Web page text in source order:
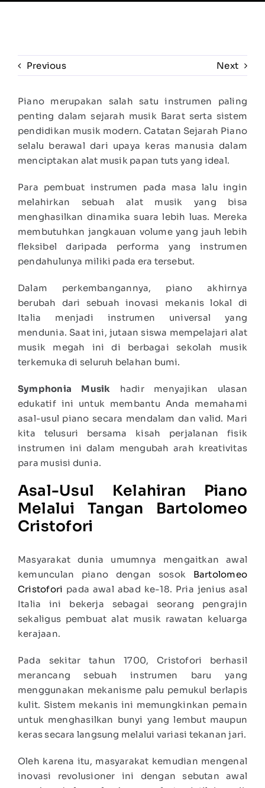
Previous Next
Piano merupakan salah satu instrumen paling
penting dalam sejarah musik Barat serta sistem
pendidikan musik modern. Catatan Sejarah Piano
selalu berawal dari upaya keras manusia dalam
menciptakan alat musik papan tuts yang ideal.
Para pembuat instrumen pada masa lalu ingin
melahirkan sebuah alat musik yang bisa
menghasilkan dinamika suara lebih luas. Mereka
membutuhkan jangkauan volume yang jauh lebih
fleksibel daripada performa yang instrumen
pendahulunya miliki pada era tersebut.
Dalam perkembangannya, piano akhirnya
berubah dari sebuah inovasi mekanis lokal di
Italia menjadi instrumen universal yang
mendunia. Saat ini, jutaan siswa mempelajari alat
musik megah ini di berbagai sekolah musik
terkemuka di seluruh belahan bumi.
Symphonia Musik hadir menyajikan ulasan
edukatif ini untuk membantu Anda memahami
asal-usul piano secara mendalam dan valid. Mari
kita telusuri bersama kisah perjalanan fisik
instrumen ini dalam mengubah arah kreativitas
para musisi dunia.
Asal-Usul Kelahiran Piano
Melalui Tangan Bartolomeo
Cristofori
Masyarakat dunia umumnya mengaitkan awal
kemunculan piano dengan sosok Bartolomeo
Cristofori pada awal abad ke-18. Pria jenius asal
Italia ini bekerja sebagai seorang pengrajin
sekaligus pembuat alat musik rawatan keluarga
kerajaan.
Pada sekitar tahun 1700, Cristofori berhasil
merancang sebuah instrumen baru yang
menggunakan mekanisme palu pemukul berlapis
kulit. Sistem mekanis ini memungkinkan pemain
untuk menghasilkan bunyi yang lembut maupun
keras secara langsung melalui variasi tekanan jari.
Oleh karena itu, masyarakat kemudian mengenal
inovasi revolusioner ini dengan sebutan awal